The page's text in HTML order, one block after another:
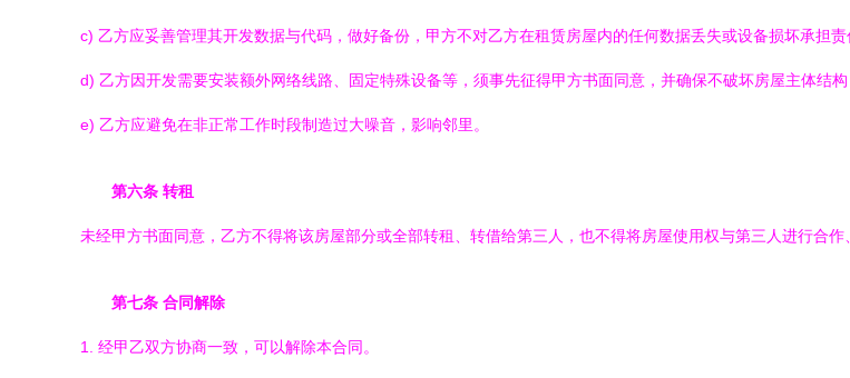
c) 乙方应妥善管理其开发数据与代码，做好备份，甲方不对乙方在租赁房屋内的任何数据丢失或设备损坏承担责
d) 乙方因开发需要安装额外网络线路、固定特殊设备等，须事先征得甲方书面同意，并确保不破坏房屋主体结
e) 乙方应避免在非正常工作时段制造过大噪音，影响邻里。
第六条 转租
未经甲方书面同意，乙方不得将该房屋部分或全部转租、转借给第三人，也不得将房屋使用权与第三人进行合
第七条 合同解除
1. 经甲乙双方协商一致，可以解除本合同。